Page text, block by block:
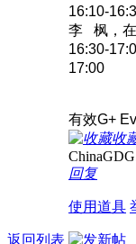
16:10-
李 枫，在
16:30-
17:00
有效G+
收
回复
使用道具
返回列表